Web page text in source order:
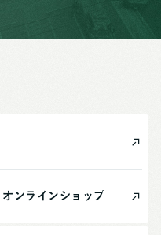
オンライン ショップ